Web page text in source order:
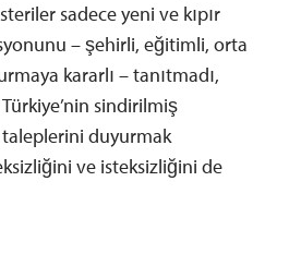
sadece yeni ve kıpır
– şehirli, eğitimli, orta
kararlı – tanıtmadı,
sindirilmiş
taleplerini duyurmak
ve isteksizliğini de